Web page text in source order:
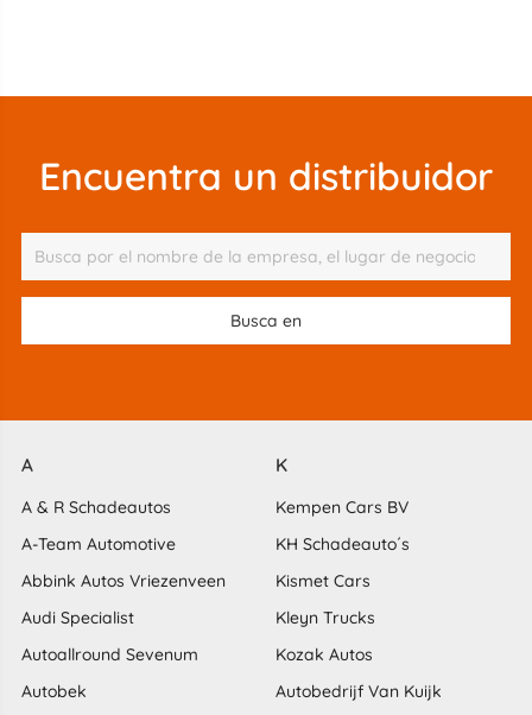
Encuentra un distribuidor
A
A & R Schadeautos
A-Team Automotive
Abbink Autos Vriezenveen
Audi Specialist
Autoallround Sevenum
Autobek
K
Kempen Cars BV
KH Schadeauto´s
Kismet Cars
Kleyn Trucks
Kozak Autos
Autobedrijf Van Kuijk